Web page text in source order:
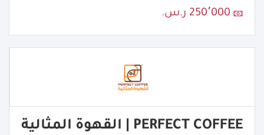
250٬000 ر.س.
PERFECT COFFEE | القهوة المثالية